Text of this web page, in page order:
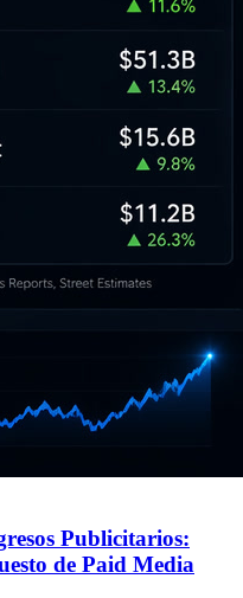
Publicitarios:
de Paid Media